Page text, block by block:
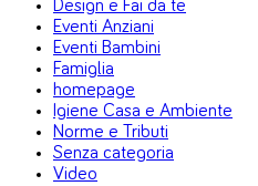
Design e Fai da te
Eventi Anziani
Eventi Bambini
Famiglia
homepage
Igiene Casa e Ambiente
Norme e Tributi
Senza categoria
Video